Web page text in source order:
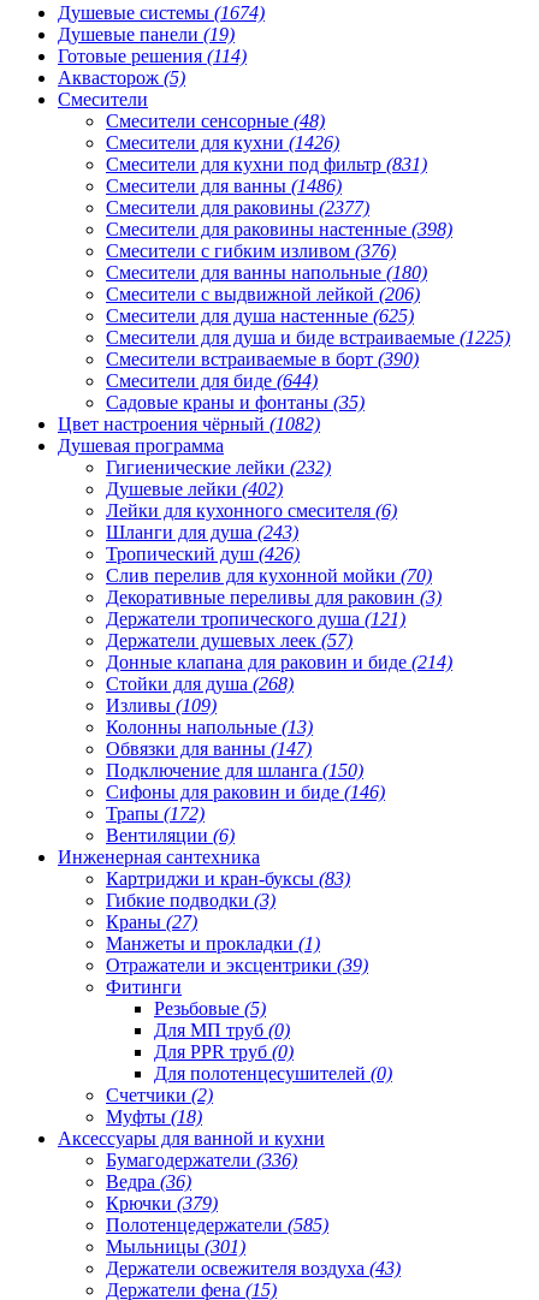
Душевые системы (1674)
Душевые панели (19)
Готовые решения (114)
Аквасторож (5)
Смесители
Смесители сенсорные (48)
Смесители для кухни (1426)
Смесители для кухни под фильтр (831)
Смесители для ванны (1486)
Смесители для раковины (2377)
Смесители для раковины настенные (398)
Смесители с гибким изливом (376)
Смесители для ванны напольные (180)
Смесители с выдвижной лейкой (206)
Смесители для душа настенные (625)
Смесители для душа и биде встраиваемые (1225)
Смесители встраиваемые в борт (390)
Смесители для биде (644)
Садовые краны и фонтаны (35)
Цвет настроения чёрный (1082)
Душевая программа
Гигиенические лейки (232)
Душевые лейки (402)
Лейки для кухонного смесителя (6)
Шланги для душа (243)
Тропический душ (426)
Слив перелив для кухонной мойки (70)
Декоративные переливы для раковин (3)
Держатели тропического душа (121)
Держатели душевых леек (57)
Донные клапана для раковин и биде (214)
Стойки для душа (268)
Изливы (109)
Колонны напольные (13)
Обвязки для ванны (147)
Подключение для шланга (150)
Сифоны для раковин и биде (146)
Трапы (172)
Вентиляции (6)
Инженерная сантехника
Картриджи и кран-буксы (83)
Гибкие подводки (3)
Краны (27)
Манжеты и прокладки (1)
Отражатели и эксцентрики (39)
Фитинги
Резьбовые (5)
Для МП труб (0)
Для PPR труб (0)
Для полотенцесушителей (0)
Счетчики (2)
Муфты (18)
Аксессуары для ванной и кухни
Бумагодержатели (336)
Ведра (36)
Крючки (379)
Полотенцедержатели (585)
Мыльницы (301)
Держатели освежителя воздуха (43)
Держатели фена (15)